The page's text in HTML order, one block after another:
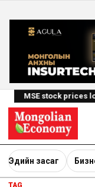
MSE stock prices
Эдийн засаг
TAG